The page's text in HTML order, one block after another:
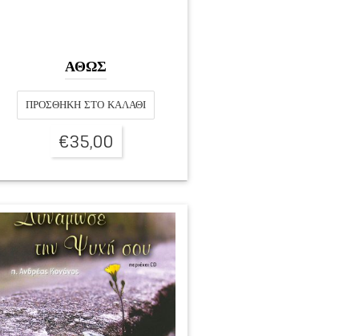
ΑΘΩΣ
ΠΡΟΣΘΉΚΗ ΣΤΟ ΚΑΛΆΘΙ
€35,00